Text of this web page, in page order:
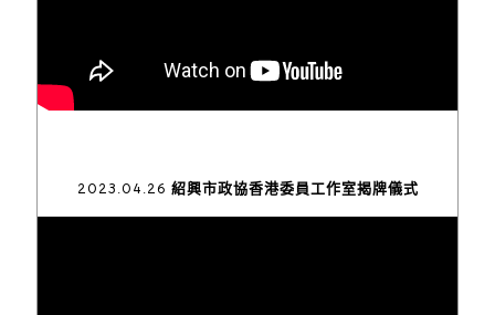
2023.04.26 紹興市政協香港委員工作室揭牌儀式